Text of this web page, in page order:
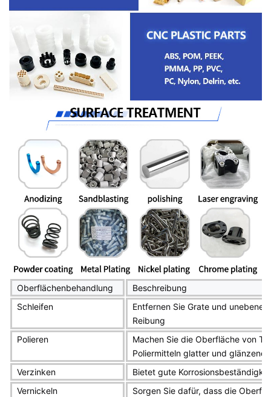
Oberflächenbehandlung
Beschreibung
Schleifen
Entfernen Sie Grate und unebene
Reibung
Polieren
Machen Sie die Oberfläche von
Poliermitteln glatter und
Verzinken
Bietet gute
Vernickeln
Sorgen Sie dafür, dass die